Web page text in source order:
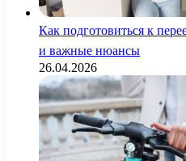
Как подготовиться к
и важные нюансы
26.04.2026